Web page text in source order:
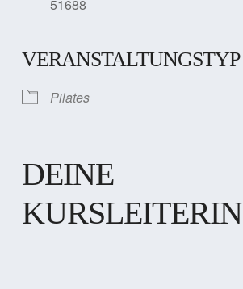
51688
VERANSTALTUNGSTYP
Pilates
DEINE
KURSLEITERIN